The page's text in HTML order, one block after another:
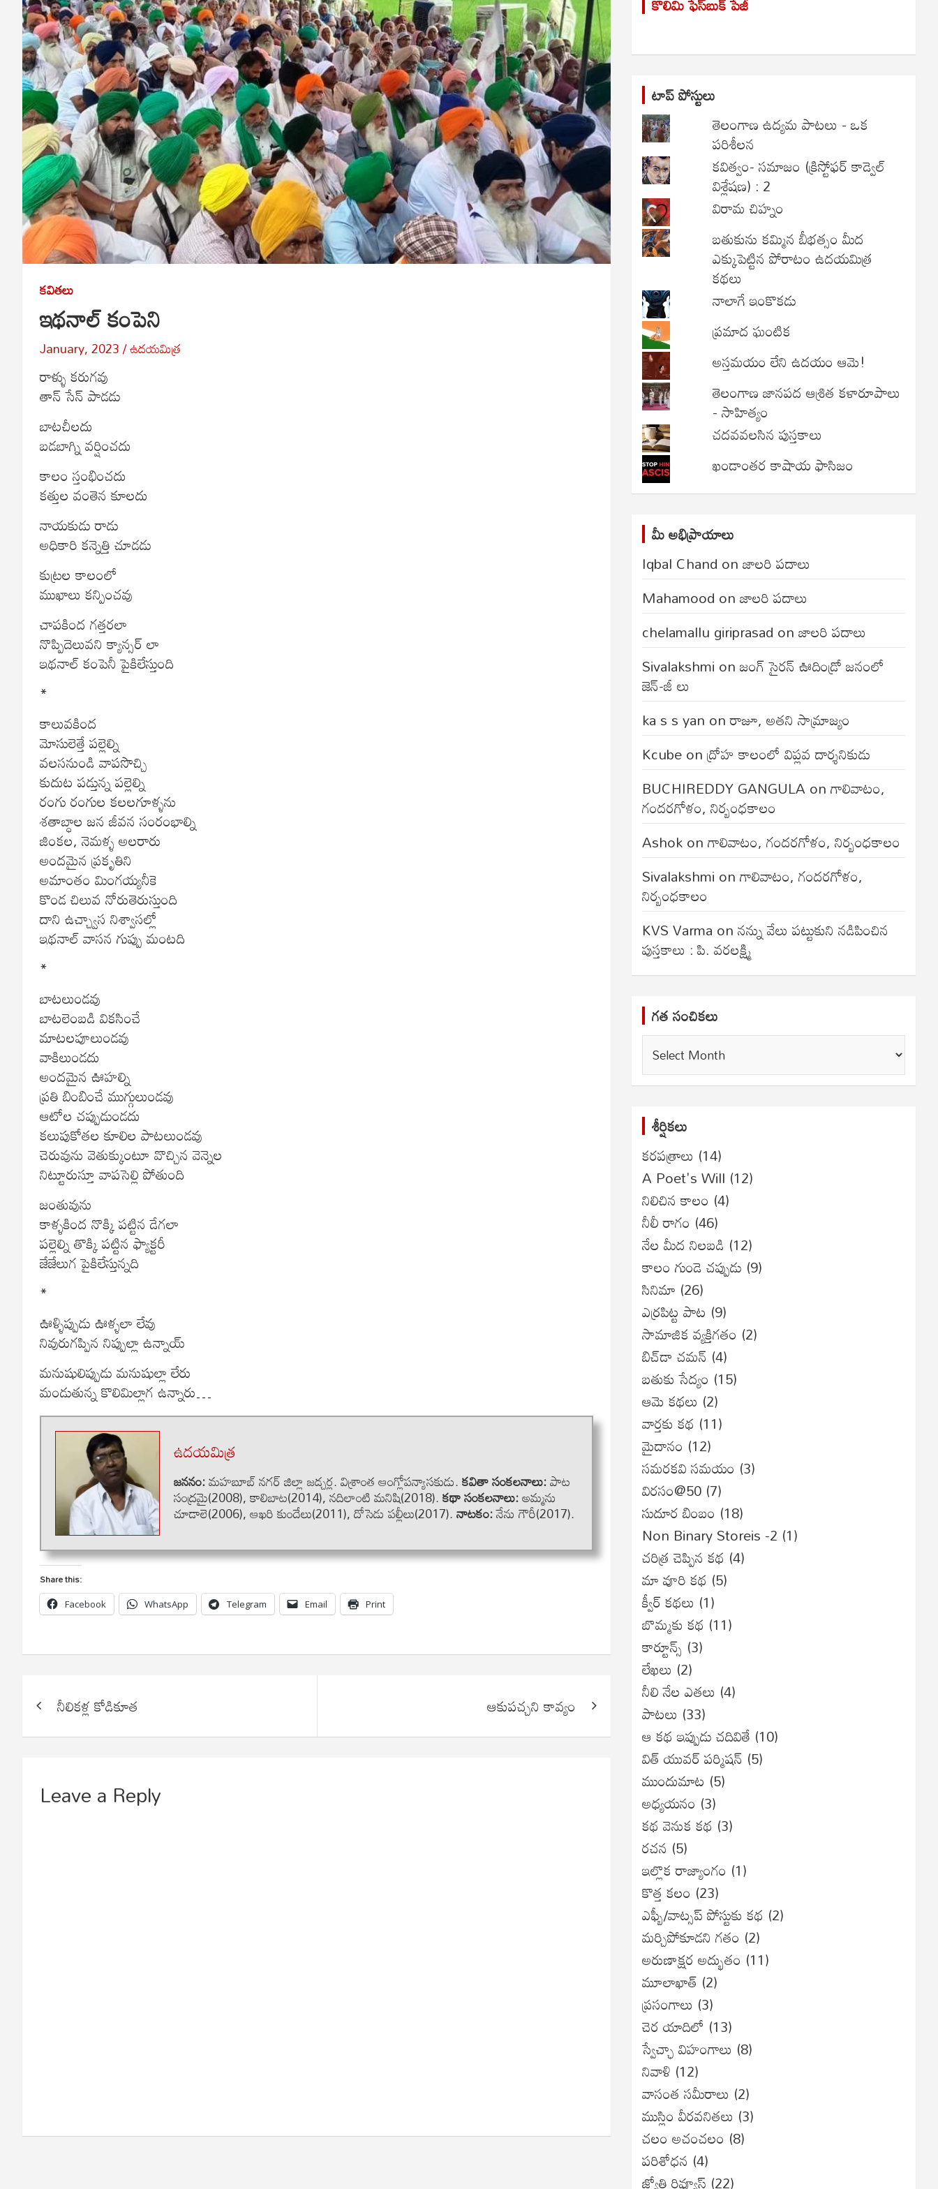
కవితలు
ఇథనాల్ కంపెని
January, 2023 ఉదయమిత్ర
రాళ్ళు కరుగవు
తాన్ సేన్ పాడడు
బాటచీలదు
బడబాగ్ని వర్షించదు
కాలం స్తంభించదు
కత్తుల వంతెన కూలదు
నాయకుడు రాడు
అధికారి కన్నెత్తి చూడడు
కుట్రల కాలంలో
ముఖాలు కన్పించవు
చాపకింద గత్తరలా
నొప్పిదెలువని క్యాన్సర్ లా
ఇథనాల్ కంపెనీ పైకిలేస్తుంది
*
కాలువకింద
మోసులెత్తే పల్లెల్ని
వలసనుండి వాపసొచ్చి
కుదుట పడ్తున్న పల్లెల్ని
రంగు రంగుల కలలగూళ్ళను
శతాబ్ధాల జన జీవన సంరంభాల్ని
జింకల, నెమళ్ళ అలరారు
అందమైన ప్రకృతిని
అమాంతం మింగయ్యనీకె
కొండ చిలువ నోరుతెరుస్తుంది
దాని ఉచ్చ్వాస నిశ్వాసల్లో
ఇథనాల్ వాసన గుప్పు మంటది
*
బాటలుండవు
బాటలెంబడి వికసించే
మాటలపూలుండవు
వాకిలుండదు
అందమైన ఊహల్ని
ప్రతి బింబించే ముగ్గులుండవు
ఆటోల చప్పుడుండదు
కలుపుకోతల కూలిల పాటలుండవు
చెరువును వెతుక్కుంటూ వొచ్చిన వెన్నెల
నిట్టూరుస్తూ వాపసెల్లి పోతుంది
జంతువును
కాళ్ళకింద నొక్కి పట్టిన డేగలా
పల్లెల్ని తొక్కి పట్టిన ఫ్యాక్టరీ
జేజేలుగ పైకిలేస్తున్నది
*
ఊళ్ళిప్పుడు ఊళ్ళలా లేవు
నివురుగప్పిన నిప్పుల్లా ఉన్నాయ్
మనుషులిప్పుడు మనుషుల్లా లేరు
మండుతున్న కొలిమిల్లాగ ఉన్నారు…
ఉదయమిత్ర
జననం:మహబూబ్ నగర్ జిల్లా జడ్చర్ల. విశ్రాంత ఆంగ్లోపన్యాసకుడు.కవితా సంకలనాలు:పాట
సంద్రమై(2008), కాలిబాట(2014), నదిలాంటి మనిషి(2018).కథా సంకలనాలు:అమ్మను
చూడాలె(2006), ఆఖరి కుందేలు(2011), దోసెడు పల్లీలు(2017).నాటకం:నేను గౌరీ(2017).
Share this:
Facebook WhatsApp Telegram Email Print
Post
navigation
నీలికళ్ల కోడికూత ఆకుపచ్చని కావ్యం
Leave a Reply
c
టాప్ పోస్టులు
తెలంగాణ ఉద్యమ పాటలు - ఒక
పరిశీలన
కవిత్వం- సమాజం (క్రిస్టోఫర్ కాడ్వెల్
విశ్లేషణ) : 2
విరామ చిహ్నం
బతుకును కమ్మిన బీభత్సం మీద
ఎక్కుపెట్టిన పోరాటం ఉదయమిత్ర
కథలు
నాలాగే ఇంకొకడు
ప్రమాద ఘంటిక
అస్తమయం లేని ఉదయం ఆమె!
తెలంగాణ జానపద ఆశ్రిత కళారూపాలు
- సాహిత్యం
చదవవలసిన పుస్తకాలు
ఖండాంతర కాషాయ ఫాసిజం
మీ అభిప్రాయాలు
Iqbal Chand onజాలరి పదాలు
Mahamood onజాలరి పదాలు
chelamallu giriprasad onజాలరి పదాలు
Sivalakshmi onజంగ్‌ సైరన్‌ ఊదిండ్రో జనంలో
జెన్-జీ లు
ka s s yan onరాజూ, అతని సామ్రాజ్యం
Kcubeonద్రోహ కాలంలో విప్లవ దార్శనికుడు
BUCHIREDDY GANGULA onగాలివాటం,
గందరగోళం, నిర్బంధకాలం
Ashokonగాలివాటం, గందరగోళం, నిర్బంధకాలం
Sivalakshmi onగాలివాటం, గందరగోళం,
నిర్బంధకాలం
KVS Varma onనన్ను వేలు పట్టుకుని నడిపించిన
పుస్తకాలు : పి. వరలక్ష్మి
గత సంచికలు
గత
సంచికలు
శీర్షికలు
కరపత్రాలు (14)
A Poet's Will (12)
నిలిచిన కాలం (4)
నీలీ రాగం (46)
నేల మీద నిలబడి (12)
కాలం గుండె చప్పుడు (9)
సినిమా (26)
ఎర్రపిట్ట పాట (9)
సామాజిక వ్యక్తిగతం (2)
బిచ్‌డా చమన్ (4)
బతుకు సేద్యం (15)
ఆమె కథలు (2)
వార్తకు కథ (11)
మైదానం (12)
సమరకవి సమయం (3)
విరసం@50 (7)
సుదూర బింబం (18)
Non Binary Storeis -2 (1)
చరిత్ర చెప్పిన కథ (4)
మా వూరి కథ (5)
క్వీర్ కథలు (1)
బొమ్మకు కథ (11)
కార్టూన్స్ (3)
లేఖలు (2)
నీలి నేల ఎతలు (4)
పాటలు (33)
ఆ కథ ఇప్పుడు చదివితే (10)
విత్ యువర్ పర్మిషన్ (5)
ముందుమాట (5)
అధ్యయనం (3)
కథ వెనుక కథ (3)
రచన (5)
ఇల్లొక రాజ్యాంగం (1)
కొత్త కలం (23)
ఎఫ్బీ/వాట్సప్ పోస్టుకు కథ (2)
మర్చిపోకూడని గతం (2)
అరుణాక్షర అద్భుతం (11)
మూలాఖాత్ (2)
ప్రసంగాలు (3)
చెర యాదిలో (13)
స్వేచ్ఛా విహంగాలు (8)
నివాళి (12)
వాసంత సమీరాలు (2)
ముస్లిం వీరవనితలు (3)
చలం అచంచలం (8)
ప‌రిశోధ‌న‌ (4)
జ్యోతి రివ్యూస్ (22)